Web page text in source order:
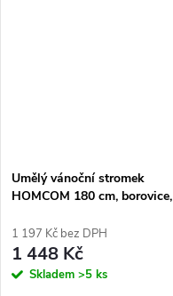
Umělý vánoční stromek
HOMCOM 180 cm, borovice,
stojan, pro interiér
1 197 Kč bez DPH
1 448 Kč
Skladem >5 ks